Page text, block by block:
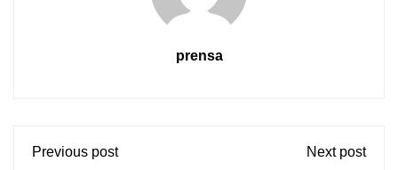
prensa
Previous post
Next post